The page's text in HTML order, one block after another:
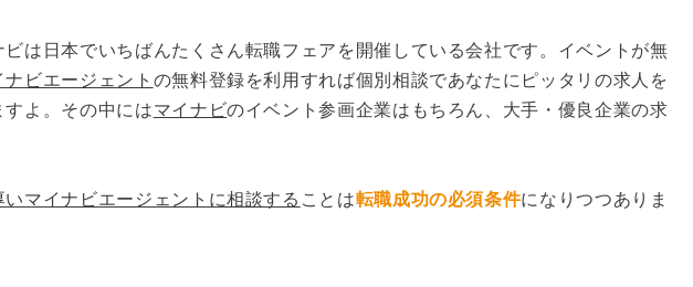
ビは日本でいちばんたくさん転職フェアを開催している会社です。イベントが無
ナビエージェント の無料登録を利用すれば個別相談であなたにピッタリの求人を
よ。その中にはマイナビのイベント参画企業はもちろん、大手・優良企業の求
マイナビエージェントに相談する ことは転職成功の必須条件になりつつありま